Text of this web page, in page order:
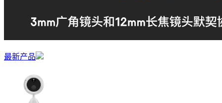
最新产品